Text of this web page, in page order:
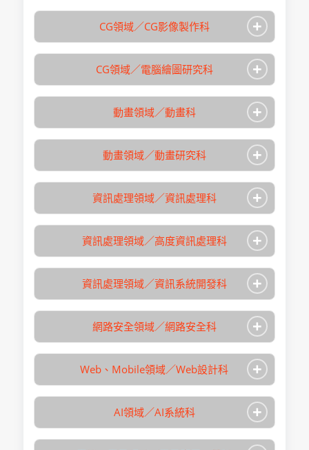
IT・資訊・多媒體
取得學位/稱號
專門士
報名日期
未設定
報考方法說明
・海外報名：可
・考選方式：文
件審查、筆試、
面試
・日本語能力：
日本留學試驗日
本語科取得200
分以上；或BJT商
用日語400分以
上；或(財)日本語
教育振興協會認
定之日本語學校
在學滿6個月以
上；或BJT商務日
語能力考試取得
入學時必要日語程度 N2
入學月
4月
3年
專攻領域
IT・資訊・多媒體
取得學位/稱號
專門士
未設定
報考方法說明
・海外報名：可
・考選方式：文
件審查、筆試、
面試
・日本語能力：
日本留學試驗日
本語科取得200
分以上；或BJT商
用日語400分以
上；或(財)日本語
教育振興協會認
定之日本語學校
在學滿6個月以
上；或BJT商務日
語能力考試取得
入學時必要日語程度 N2
日本電子專門學校
入學月
4月
修業期間
2年
IT・資訊・多媒體
取得學位/稱號
專門士
未設定
報考方法說明
・海外報名：可
・考選方式：文
件審查、筆試、
面試
・日本語能力：
日本留學試驗日
本語科取得200
分以上；或BJT商
用日語400分以
上；或(財)日本語
教育振興協會認
定之日本語學校
在學滿6個月以
上；或BJT商務日
語能力考試取得
學校名稱
日本電子專門學校
入學月
4月
2年
影像・設計・藝術
取得學位/稱號
專門士
報名日期
未設定
報考方法說明
・海外報名：可
・考選方式：文
件審查、筆試、
面試
・日本語能力：
日本留學試驗日
本語科取得200
分以上；或BJT商
用日語400分以
上；或(財)日本語
教育振興協會認
定之日本語學校
在學滿6個月以
日本電子專門學校
入學月
4月
2年
專攻領域
IT・資訊・多媒體
取得學位/稱號
專門士
報名日期
未設定
報考方法說明
・海外報名：可
・考選方式：文
件審查、筆試、
面試
・日本語能力：
日本留學試驗日
本語科取得200
分以上；或BJT商
用日語400分以
上；或(財)日本語
CG領域／CG影像製作科 +
日本電子專門學校
入學月
4月
修業期間
2年
專攻領域
廣播・音響・音
樂、影像・設計・
藝術
取得學位/稱號
專門士
報名日期
未設定
・海外報名：可
・考選方式：文
件審查、筆試、
・日本語能力：
N2(2級)合格；或
日本留學試驗日
CG領域／電腦繪圖研究科 +
學校名稱
日本電子專門學校
入學月
4月
修業期間
3年
專攻領域
IT・資訊・多媒體
取得學位/稱號
專門士
報名日期
未設定
・海外報名：可
・考選方式：文
件審查、筆試、
面試
・日本語能力：
動畫領域／動畫科 +
學校名稱
日本電子專門學校
入學月
4月
修業期間
2年
專攻領域
IT・資訊・多媒體
取得學位/稱號
專門士
報名日期
未設定
・海外報名：可
・考選方式：文
件審查、筆試、
面試
動畫領域／動畫研究科 +
學校名稱
日本電子專門學校
入學月
4月
修業期間
3年
專攻領域
IT・資訊・多媒體
取得學位/稱號
專門士
未設定
・海外報名：可
資訊處理領域／資訊處理科 +
學校名稱
日本電子專門學校
入學月
4月
修業期間
2年
IT・資訊・多媒體
取得學位/稱號
專門士
資訊處理領域／高度資訊處理科 +
學校名稱
日本電子專門學校
入學月
4月
3年
資訊處理領域／資訊系統開發科 +
日本電子專門學校
入學月
4月
網路安全領域／網路安全科 +
Web、Mobile領域／Web設計科 +
AI領域／AI系統科 +